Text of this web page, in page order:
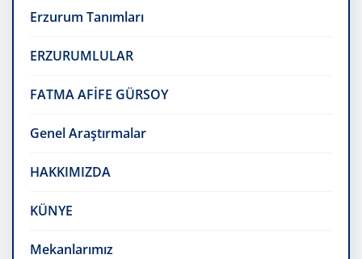
Erzurum Tanımları
ERZURUMLULAR
FATMA AFİFE GÜRSOY
Genel Araştırmalar
HAKKIMIZDA
KÜNYE
Mekanlarımız